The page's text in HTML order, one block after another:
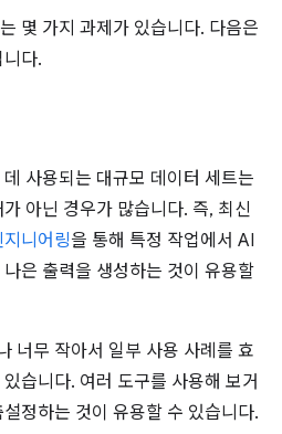
몇 가지 과제가 있습니다. 다음은
다.
사용되는 대규모 데이터 세트는
아닌 경우가 많습니다. 즉, 최신
니어링을 통해 특정 작업에서 AI
은 출력을 생성하는 것이 유용할
너무 작아서 일부 사용 사례를 효
습니다. 여러 도구를 사용해 보거
정하는 것이 유용할 수 있습니다.